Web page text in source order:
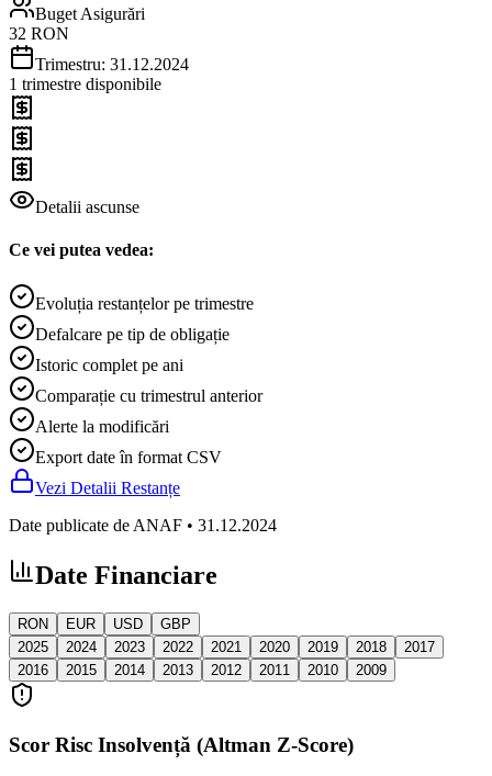
Buget Asigurări
32 RON
Trimestru: 31.12.2024
1 trimestre disponibile
Detalii ascunse
Ce vei putea vedea:
Evoluția restanțelor pe trimestre
Defalcare pe tip de obligație
Istoric complet pe ani
Comparație cu trimestrul anterior
Alerte la modificări
Export date în format CSV
Vezi Detalii Restanțe
Date publicate de ANAF • 31.12.2024
Date Financiare
RON EUR USD
GBP
2025
2024 2023 2022 2021 2020 2019 2018
2017
2016
2015 2014 2013 2012 2011 2010 2009
Scor Risc Insolvență (Altman Z-Score)